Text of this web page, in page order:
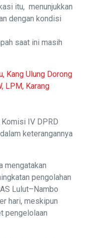
itu, menunjukkan
dengan kondisi
saat ini masih
Kang Ulung Dorong
LPM, Karang
IV DPRD
keterangannya
mengatakan
pengolahan
Lulut–Nambo
hari, meskipun
pengelolaan